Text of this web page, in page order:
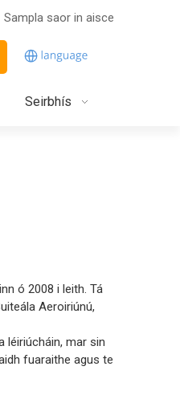
Sampla saor in aisce
Seirbhís
ó 2008 i leith. Tá
Aeroiriúnú,
léiriúcháin, mar sin
fuaraithe agus te